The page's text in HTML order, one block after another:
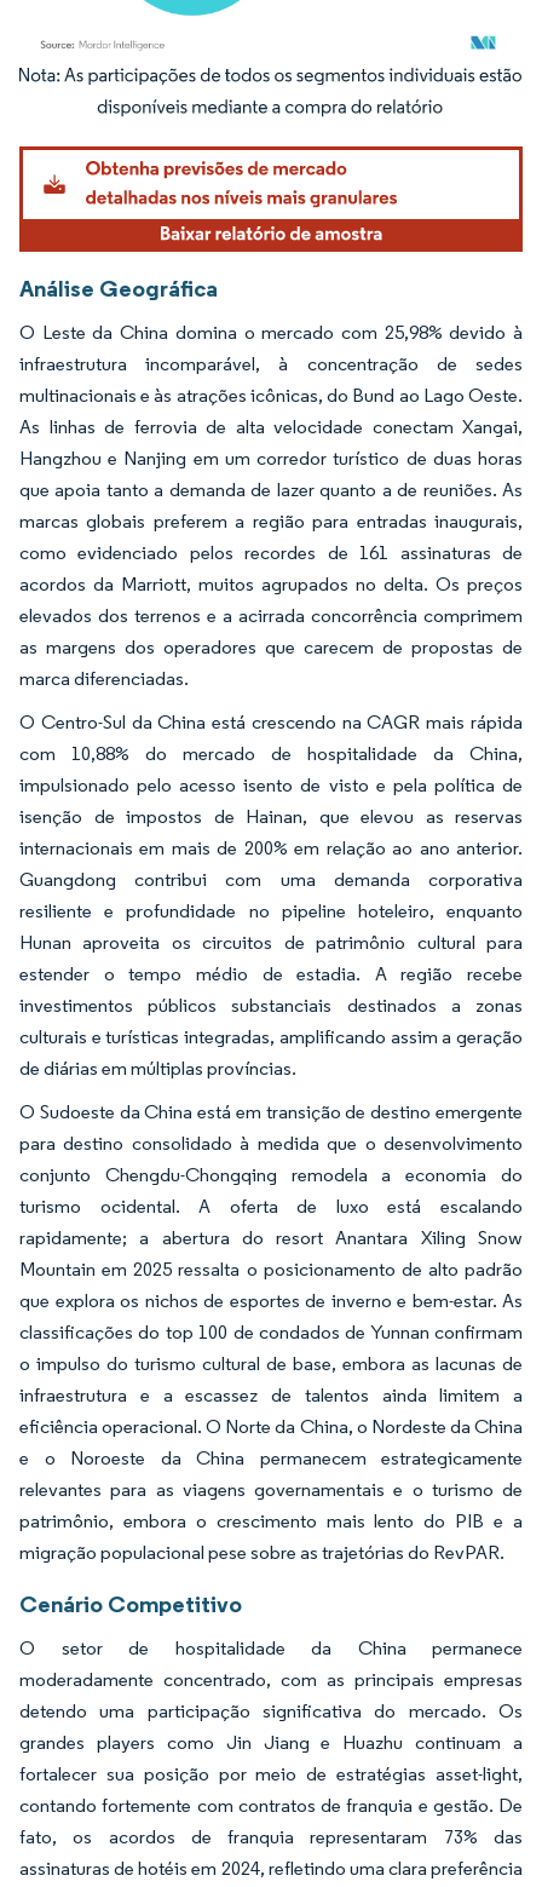
Imagem © Mordor Intelligence. O reuso requer atribuição conforme CC BY 4.0.
Análise Geográfica
O Leste da China domina o mercado com 25,98% devido à
infraestrutura incomparável, à concentração de sedes
multinacionais e às atrações icônicas, do Bund ao Lago Oeste.
As linhas de ferrovia de alta velocidade conectam Xangai,
Hangzhou e Nanjing em um corredor turístico de duas horas
que apoia tanto a demanda de lazer quanto a de reuniões. As
marcas globais preferem a região para entradas inaugurais,
como evidenciado pelos recordes de 161 assinaturas de
acordos da Marriott, muitos agrupados no delta. Os preços
elevados dos terrenos e a acirrada concorrência comprimem
as margens dos operadores que carecem de propostas de
marca diferenciadas.
O Centro-Sul da China está crescendo na CAGR mais rápida
com 10,88% do mercado de hospitalidade da China,
impulsionado pelo acesso isento de visto e pela política de
isenção de impostos de Hainan, que elevou as reservas
internacionais em mais de 200% em relação ao ano anterior.
Guangdong contribui com uma demanda corporativa
resiliente e profundidade no pipeline hoteleiro, enquanto
Hunan aproveita os circuitos de patrimônio cultural para
estender o tempo médio de estadia. A região recebe
investimentos públicos substanciais destinados a zonas
culturais e turísticas integradas, amplificando assim a geração
de diárias em múltiplas províncias.
O Sudoeste da China está em transição de destino emergente
para destino consolidado à medida que o desenvolvimento
conjunto Chengdu-Chongqing remodela a economia do
turismo ocidental. A oferta de luxo está escalando
rapidamente; a abertura do resort Anantara Xiling Snow
Mountain em 2025 ressalta o posicionamento de alto padrão
que explora os nichos de esportes de inverno e bem-estar. As
classificações do top 100 de condados de Yunnan confirmam
o impulso do turismo cultural de base, embora as lacunas de
infraestrutura e a escassez de talentos ainda limitem a
eficiência operacional. O Norte da China, o Nordeste da China
e o Noroeste da China permanecem estrategicamente
relevantes para as viagens governamentais e o turismo de
patrimônio, embora o crescimento mais lento do PIB e a
migração populacional pese sobre as trajetórias do RevPAR.
Cenário Competitivo
O setor de hospitalidade da China permanece
moderadamente concentrado, com as principais empresas
detendo uma participação significativa do mercado. Os
grandes players como Jin Jiang e Huazhu continuam a
fortalecer sua posição por meio de estratégias asset-light,
contando fortemente com contratos de franquia e gestão. De
fato, os acordos de franquia representaram 73% das
assinaturas de hotéis em 2024, refletindo uma clara preferência